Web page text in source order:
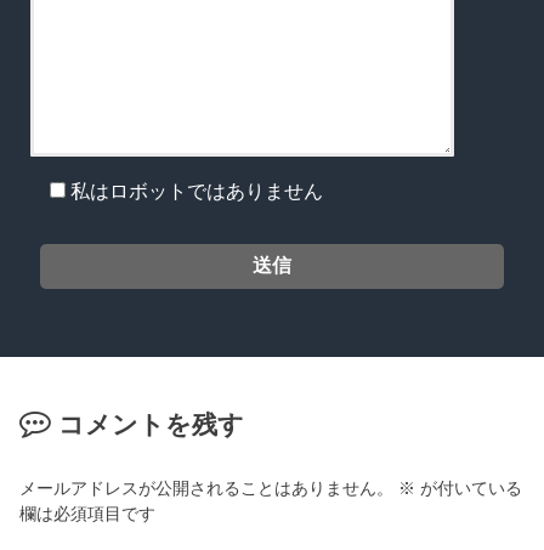
私はロボットではありません
コメントを残す
メールアドレスが公開されることはありません。 ※ が付いている
欄は必須項目です